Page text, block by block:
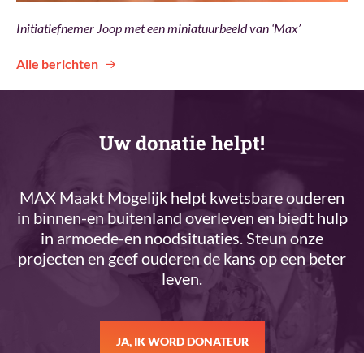
Initiatiefnemer Joop met een miniatuurbeeld van ‘Max’
Alle berichten
Uw donatie helpt!
MAX Maakt Mogelijk helpt kwetsbare ouderen
in binnen-en buitenland overleven en biedt hulp
in armoede-en noodsituaties. Steun onze
projecten en geef ouderen de kans op een beter
leven.
JA, IK WORD DONATEUR